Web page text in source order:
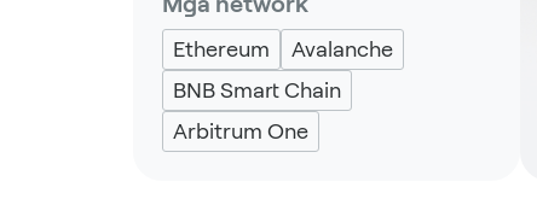
Ethereum
Avalanche
BNB Smart Chain
Arbitrum One